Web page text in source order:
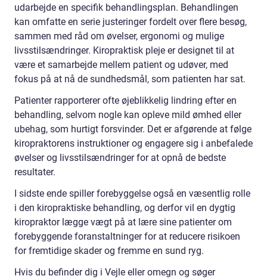
udarbejde en specifik behandlingsplan. Behandlingen
kan omfatte en serie justeringer fordelt over flere besøg,
sammen med råd om øvelser, ergonomi og mulige
livsstilsændringer. Kiropraktisk pleje er designet til at
være et samarbejde mellem patient og udøver, med
fokus på at nå de sundhedsmål, som patienten har sat.
Patienter rapporterer ofte øjeblikkelig lindring efter en
behandling, selvom nogle kan opleve mild ømhed eller
ubehag, som hurtigt forsvinder. Det er afgørende at følge
kiropraktorens instruktioner og engagere sig i anbefalede
øvelser og livsstilsændringer for at opnå de bedste
resultater.
I sidste ende spiller forebyggelse også en væsentlig rolle
i den kiropraktiske behandling, og derfor vil en dygtig
kiropraktor lægge vægt på at lære sine patienter om
forebyggende foranstaltninger for at reducere risikoen
for fremtidige skader og fremme en sund ryg.
Hvis du befinder dig i Vejle eller omegn og søger